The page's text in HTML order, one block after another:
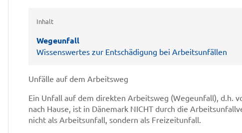
Inhalt
Wegeunfall
Wissenswertes zur Entschädigung bei Arbeitsunfällen
Unfälle auf dem Arbeitsweg
Ein Unfall auf dem direkten Arbeitsweg (Wegeunfall), d.h.
nach Hause, ist in Dänemark NICHT durch die
nicht als Arbeitsunfall, sondern als Freizeitunfall.